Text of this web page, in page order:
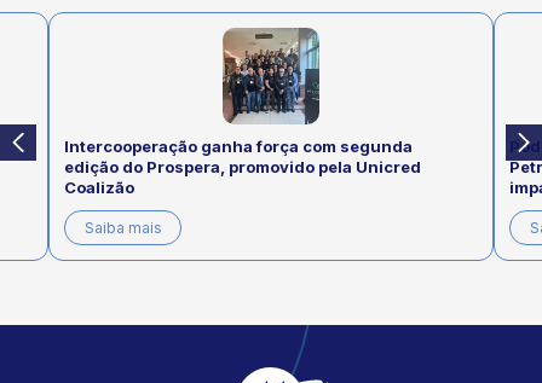
Intercooperação ganha força com segunda
edição do Prospera, promovido pela Unicred
Coalizão
Saiba mais